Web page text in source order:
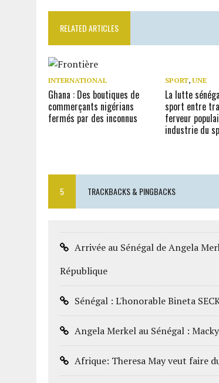
RELATED ARTICLES
INTERNATIONAL
Ghana : Des boutiques de
commerçants nigérians
fermés par des inconnus
SPORT,UNE
La lutte
sport entre
ferveur
industrie du
5 TRACKBACKS & PINGBACKS
Arrivée au Sénégal de Angela
République
Sénégal : L'honorable Bineta
Angela Merkel au Sénégal :
Afrique: Theresa May veut faire